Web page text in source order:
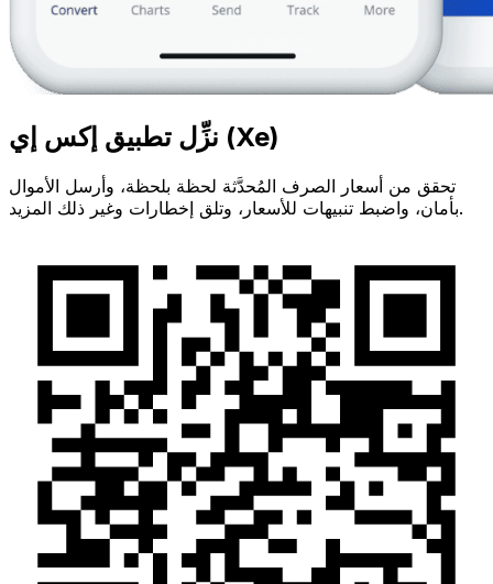
نزِّل تطبيق إكس إي (Xe)
تحقق من أسعار الصرف المُحدَّثة لحظة بلحظة، وأرسل الأموال
بأمان، واضبط تنبيهات للأسعار، وتلق إخطارات وغير ذلك المزيد.